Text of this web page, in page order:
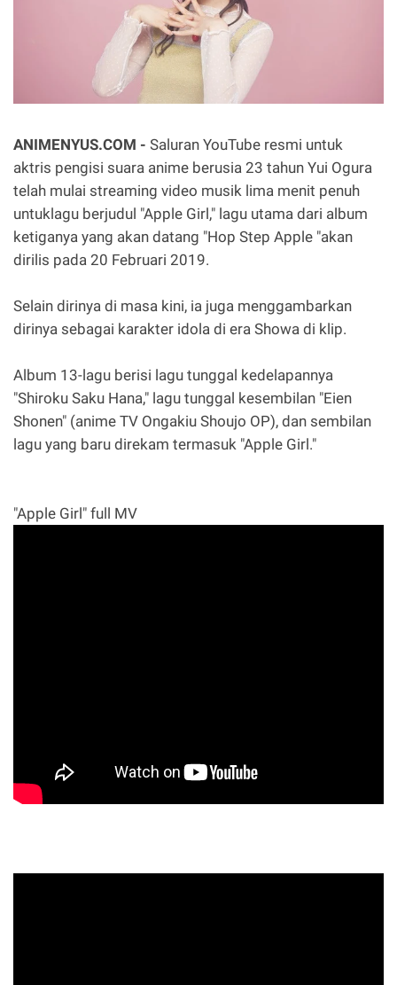
ANIMENYUS.COM - Saluran YouTube resmi untuk
aktris pengisi suara anime berusia 23 tahun Yui Ogura
telah mulai streaming video musik lima menit penuh
untuklagu berjudul "Apple Girl," lagu utama dari album
ketiganya yang akan datang "Hop Step Apple "akan
dirilis pada 20 Februari 2019.
Selain dirinya di masa kini, ia juga menggambarkan
dirinya sebagai karakter idola di era Showa di klip.
Album 13-lagu berisi lagu tunggal kedelapannya
"Shiroku Saku Hana," lagu tunggal kesembilan "Eien
Shonen" (anime TV Ongakiu Shoujo OP), dan sembilan
lagu yang baru direkam termasuk "Apple Girl."
"Apple Girl" full MV